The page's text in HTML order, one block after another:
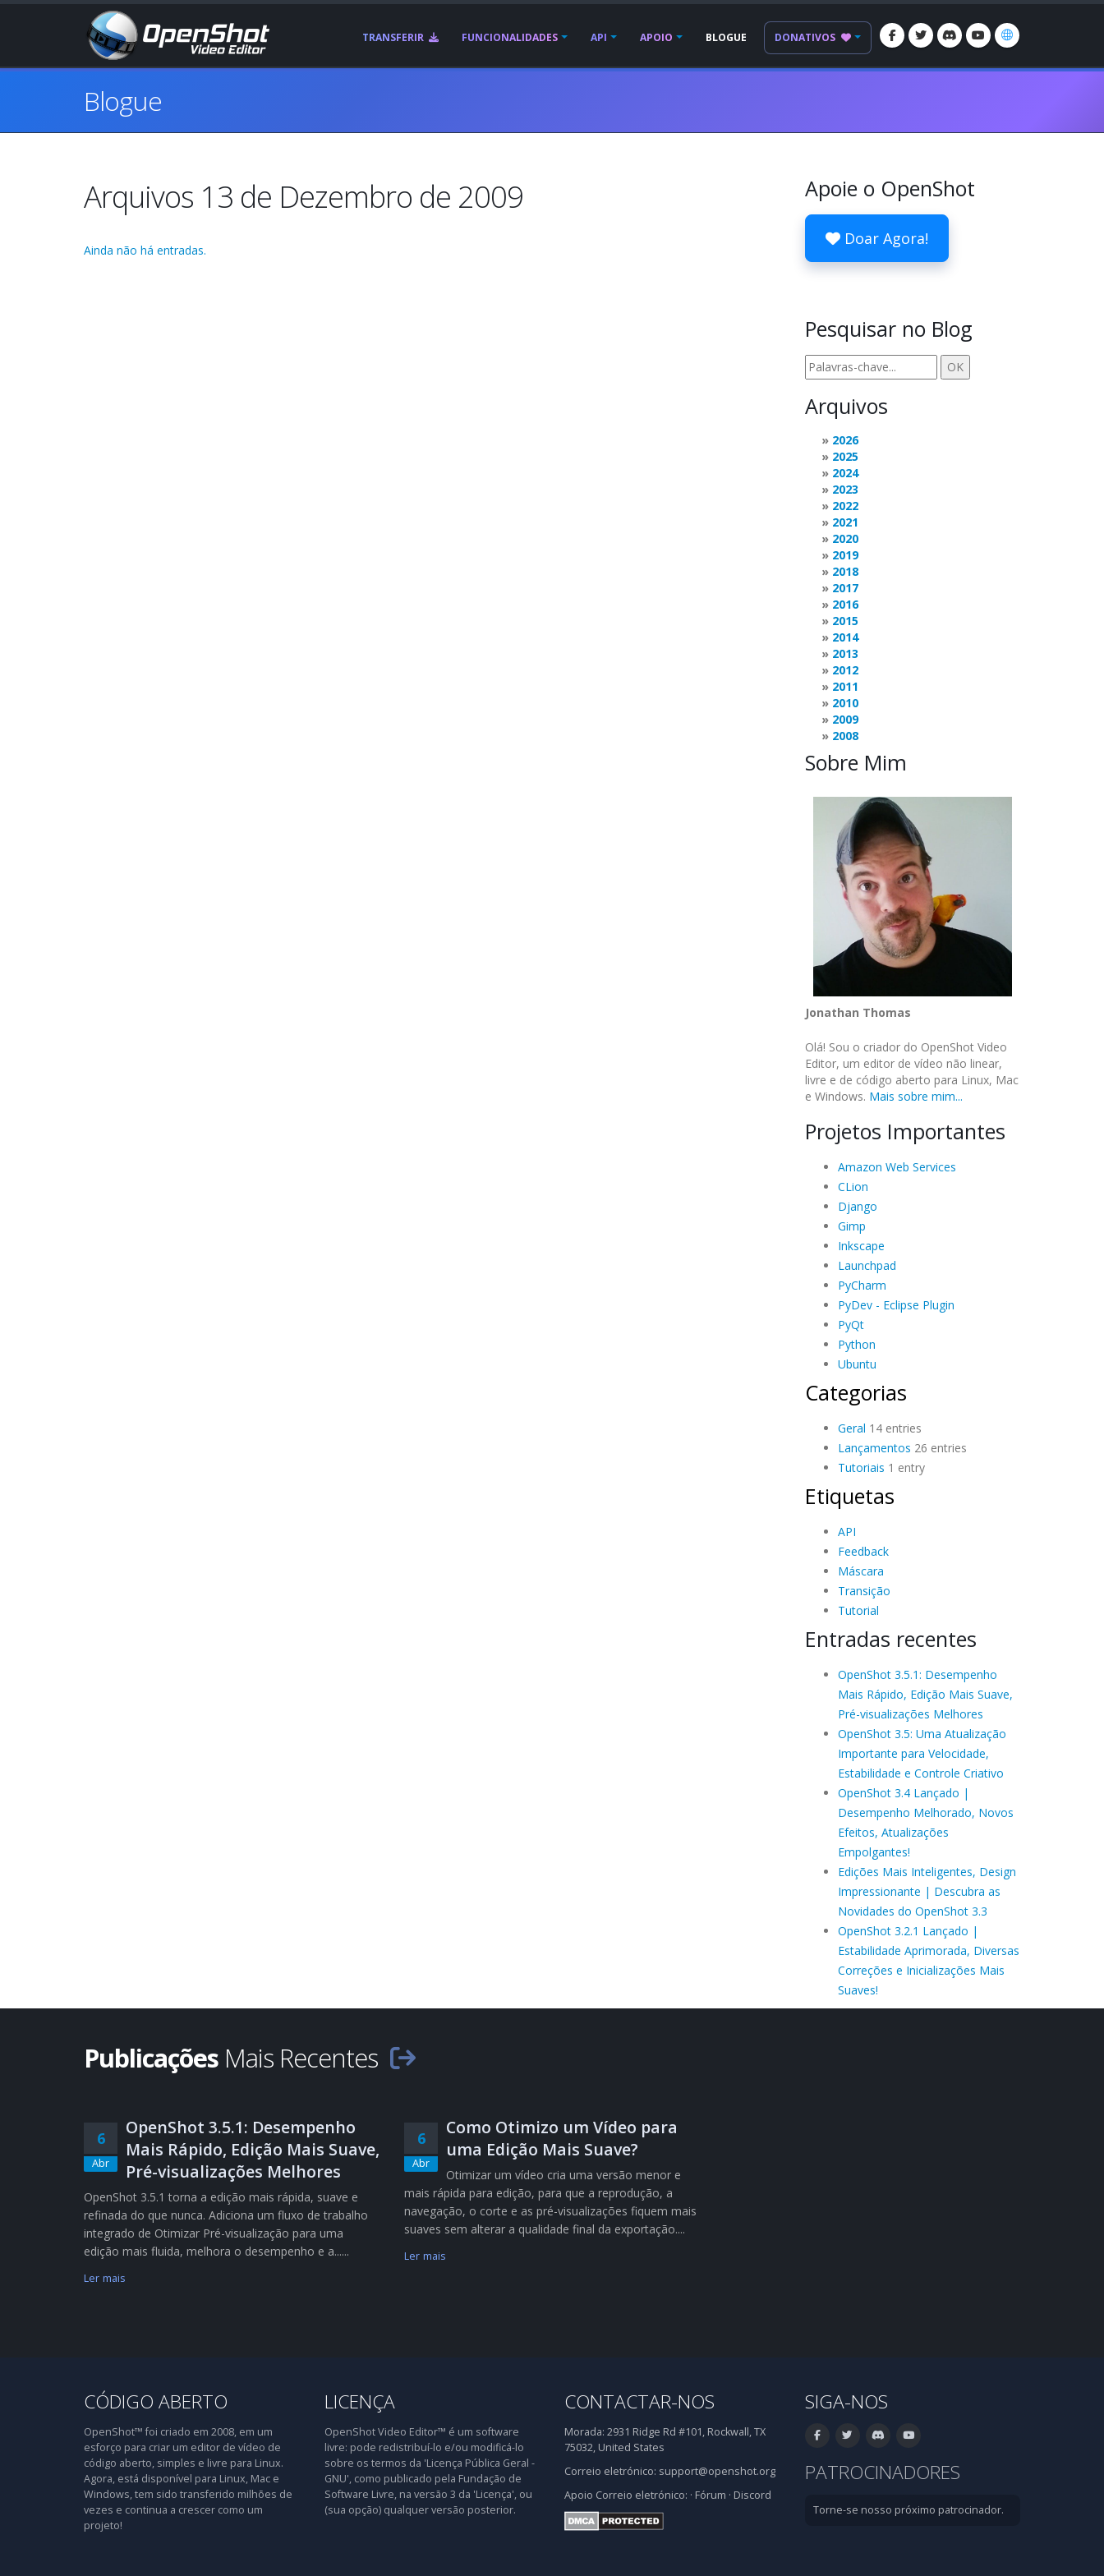
TRANSFERIR FUNCIONALIDADES API APOIO BLOGUE DONATIVOS
Blogue
Arquivos 13 de Dezembro de 2009
Ainda não há entradas.
Apoie o OpenShot
Doar Agora!
Pesquisar no Blog
Arquivos
2026
2025
2024
2023
2022
2021
2020
2019
2018
2017
2016
2015
2014
2013
2012
2011
2010
2009
2008
Sobre Mim
Jonathan Thomas
Olá! Sou o criador do OpenShot Video
Editor, um editor de vídeo não linear,
livre e de código aberto para Linux, Mac
e Windows. Mais sobre mim...
Projetos Importantes
Amazon Web Services
CLion
Django
Gimp
Inkscape
Launchpad
PyCharm
PyDev - Eclipse Plugin
PyQt
Python
Ubuntu
Categorias
Geral 14 entries
Lançamentos 26 entries
Tutoriais 1 entry
Etiquetas
API
Feedback
Máscara
Transição
Tutorial
Entradas recentes
OpenShot 3.5.1: Desempenho
Mais Rápido, Edição Mais Suave,
Pré-visualizações Melhores
OpenShot 3.5: Uma Atualização
Importante para Velocidade,
Estabilidade e Controle Criativo
OpenShot 3.4 Lançado |
Desempenho Melhorado, Novos
Efeitos, Atualizações
Empolgantes!
Edições Mais Inteligentes, Design
Impressionante | Descubra as
Novidades do OpenShot 3.3
OpenShot 3.2.1 Lançado |
Estabilidade Aprimorada, Diversas
Correções e Inicializações Mais
Suaves!
Publicações Mais Recentes
6
Abr
OpenShot 3.5.1: Desempenho
Mais Rápido, Edição Mais Suave,
Pré-visualizações Melhores
OpenShot 3.5.1 torna a edição mais rápida, suave e
refinada do que nunca. Adiciona um fluxo de trabalho
integrado de Otimizar Pré-visualização para uma
edição mais fluida, melhora o desempenho e a......
Ler mais
6
Abr
Como Otimizo um Vídeo para
uma Edição Mais Suave?
Otimizar um vídeo cria uma versão menor e
mais rápida para edição, para que a reprodução, a
navegação, o corte e as pré-visualizações fiquem mais
suaves sem alterar a qualidade final da exportação....
Ler mais
CÓDIGO ABERTO
OpenShot™ foi criado em 2008, em um
esforço para criar um editor de vídeo de
código aberto, simples e livre para Linux.
Agora, está disponível para Linux, Mac e
Windows, tem sido transferido milhões de
vezes e continua a crescer como um
projeto!
LICENÇA
OpenShot Video Editor™ é um software
livre: pode redistribuí-lo e/ou modificá-lo
sobre os termos da 'Licença Pública Geral -
GNU', como publicado pela Fundação de
Software Livre, na versão 3 da 'Licença', ou
(sua opção) qualquer versão posterior.
CONTACTAR-NOS
Morada: 2931 Ridge Rd #101, Rockwall, TX
75032, United States
Correio eletrónico: support@openshot.org
Apoio Correio eletrónico: · Fórum · Discord
SIGA-NOS
PATROCINADORES
Torne-se nosso próximo patrocinador.